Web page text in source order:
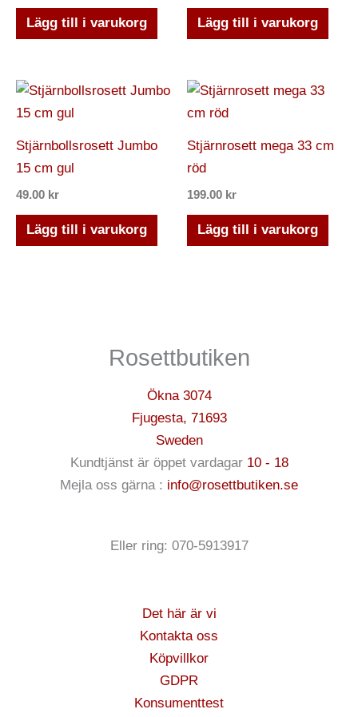
Lägg till i varukorg Lägg till i varukorg
Stjärnbollsrosett Jumbo
15 cm gul
49.00 kr
Lägg till i varukorg
Stjärnrosett mega 33 cm
röd
199.00 kr
Lägg till i varukorg
Rosettbutiken
Ökna 3074
Fjugesta, 71693
Sweden
Kundtjänst är öppet vardagar 10 - 18
Mejla oss gärna : info@rosettbutiken.se
Eller ring: 070-5913917
Det här är vi
Kontakta oss
Köpvillkor
GDPR
Konsumenttest